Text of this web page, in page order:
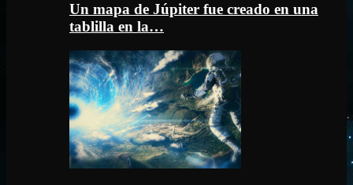
Un mapa de Júpiter fue creado en una
tablilla en la…